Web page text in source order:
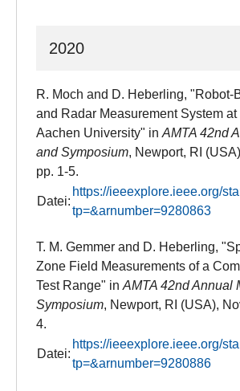
2020
R. Moch and D. Heberling, "Robot-
and Radar Measurement System at
Aachen University" in AMTA 42nd
and Symposium, Newport, RI
pp. 1-5.
Datei:
https://ieeexplore.ieee.org/
tp=&arnumber=9280863
T. M. Gemmer and D. Heberling,
Zone Field Measurements of a
Test Range" in AMTA 42nd Annual
Symposium, Newport, RI (USA),
4.
Datei:
https://ieeexplore.ieee.org/
tp=&arnumber=9280886